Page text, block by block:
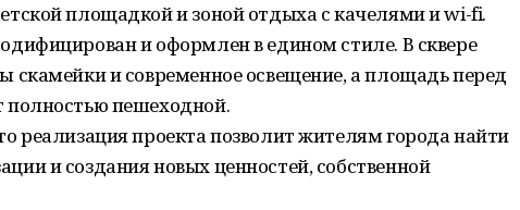
площадкой и зоной отдыха с качелями и wi-fi.
и оформлен в едином стиле. В сквере
скамейки и современное освещение, а площадь перед
полностью пешеходной.
реализация проекта позволит жителям города найти
и создания новых ценностей, собственной